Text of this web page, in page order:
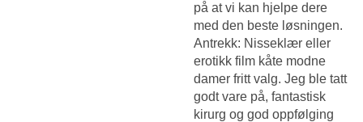
på at vi kan hjelpe dere
med den beste løsningen.
Antrekk: Nisseklær eller
erotikk film kåte modne
damer fritt valg. Jeg ble tatt
godt vare på, fantastisk
kirurg og god oppfølging